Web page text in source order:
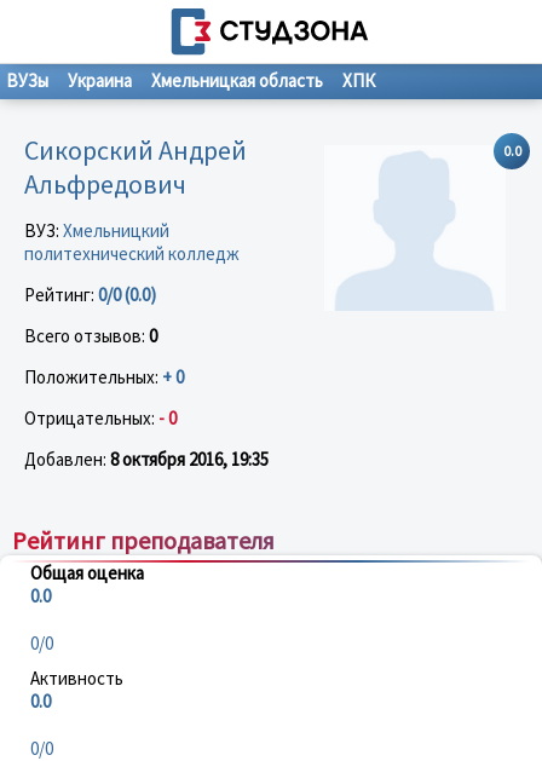
ВУЗы Украина Хмельницкая область ХПК
0.0
Сикорский Андрей
Альфредович
ВУЗ: Хмельницкий
политехнический колледж
Рейтинг: 0/0 (0.0)
Всего отзывов: 0
Положительных: + 0
Отрицательных: - 0
Добавлен: 8 октября 2016, 19:35
Рейтинг преподавателя
Общая оценка
0.0
0/0
Активность
0.0
0/0